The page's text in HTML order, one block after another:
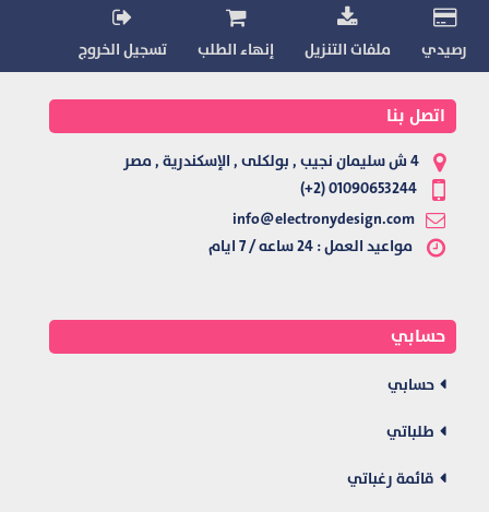
رصيدي ملفات التنزيل إنهاء الطلب تسجيل الخروج
اتصل بنا
info@electronydesign.com
مواعيد العمل : 24 ساعه / 7 ايام
حسابي
حسابي
طلباتي
قائمة رغباتي